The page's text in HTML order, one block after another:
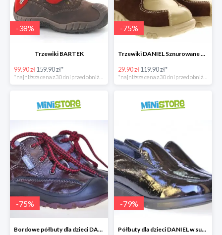
-38%
Trzewiki BARTEK
99.90 zł159.90 zł*
*najniższa cena z 30 dni przed obniżką
-75%
Trzewiki DANIEL Sznurowane Obuwie Profilaktyczne -
29.90 zł119.90 zł*
*najniższa cena z 30 dni przed obniżką
-75%
Bordowe półbuty dla dzieci DANIEL w super cenie
-79%
Półbuty dla dzieci DANIEL w super cenie